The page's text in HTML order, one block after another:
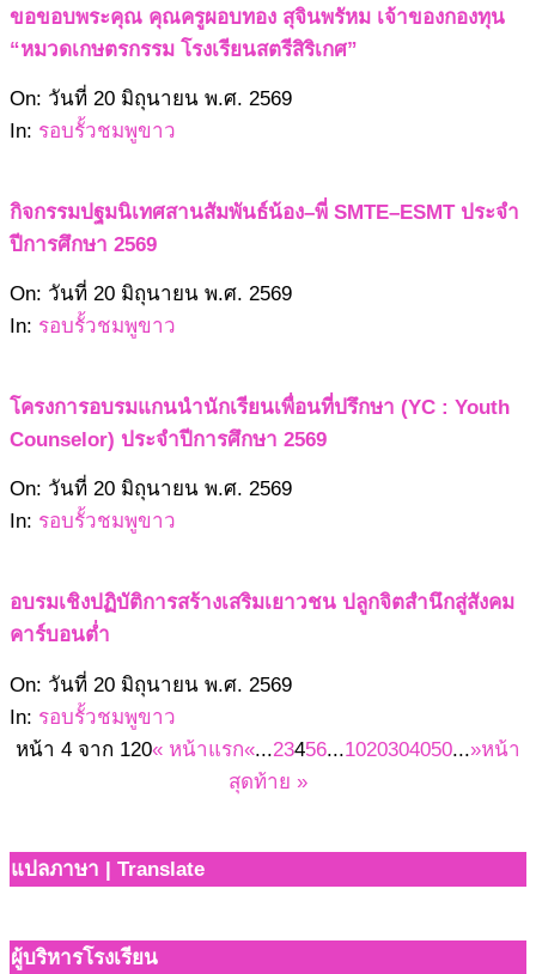
ขอขอบพระคุณ คุณครูผอบทอง สุจินพรัหม เจ้าของกองทุน
“หมวดเกษตรกรรม โรงเรียนสตรีสิริเกศ”
2569-
06-
On: วันที่ 20 มิถุนายน พ.ศ. 2569
In: รอบรั้วชมพูขาว
กิจกรรมปฐมนิเทศสานสัมพันธ์น้อง–พี่ SMTE–ESMT ประจำ
ปีการศึกษา 2569
2569-
06-
On: วันที่ 20 มิถุนายน พ.ศ. 2569
In: รอบรั้วชมพูขาว
โครงการอบรมแกนนำนักเรียนเพื่อนที่ปรึกษา (YC : Youth
Counselor) ประจำปีการศึกษา 2569
2569-
06-
On: วันที่ 20 มิถุนายน พ.ศ. 2569
In: รอบรั้วชมพูขาว
อบรมเชิงปฏิบัติการสร้างเสริมเยาวชน ปลูกจิตสำนึกสู่สังคม
คาร์บอนต่ำ
2569-
06-
20
On: วันที่ 20 มิถุนายน พ.ศ. 2569
In: รอบรั้วชมพูขาว
หน้า 4 จาก 120« หน้าแรก«...23456...1020304050...»หน้า
สุดท้าย »
แปลภาษา | Translate
ผู้บริหารโรงเรียน